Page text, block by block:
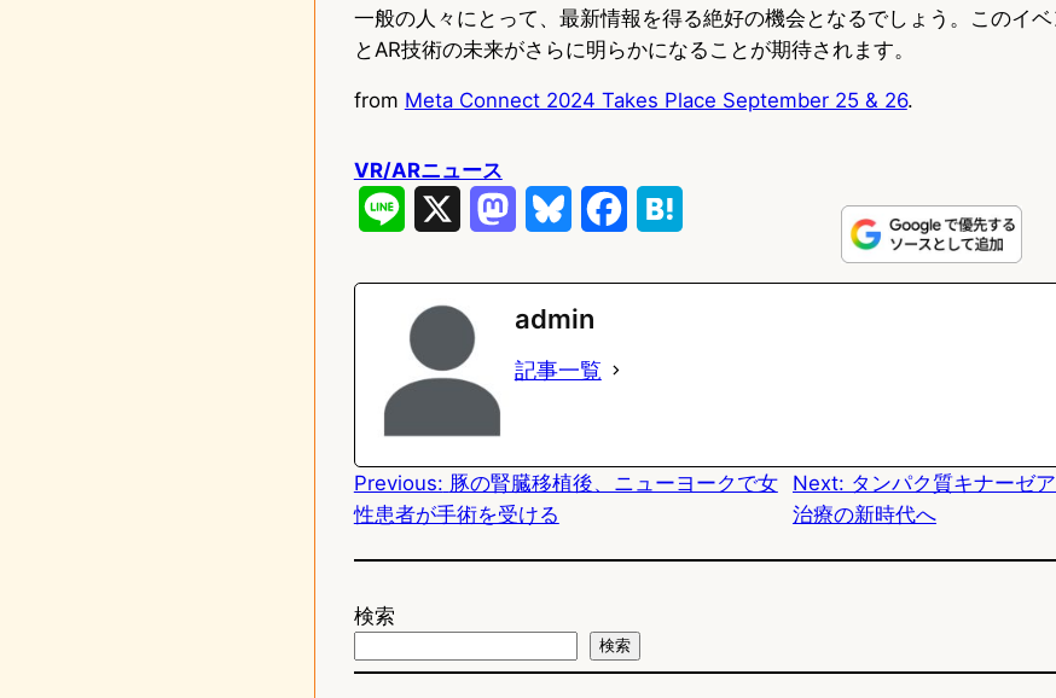
一般の人々にとって、最新情報を得る絶好の機会となるでしょう。このイ
とAR技術の未来がさらに明らかになることが期待されます。
from Meta Connect 2024 Takes Place September 25 & 26.
VR/ARニュース
e
o
n
y
o
admin
記事一覧
Previous: 豚の腎臓移植後、ニューヨークで女
性患者が手術を受ける
Next: タンパク質キナーゼ
治療の新時代へ
検索
検索